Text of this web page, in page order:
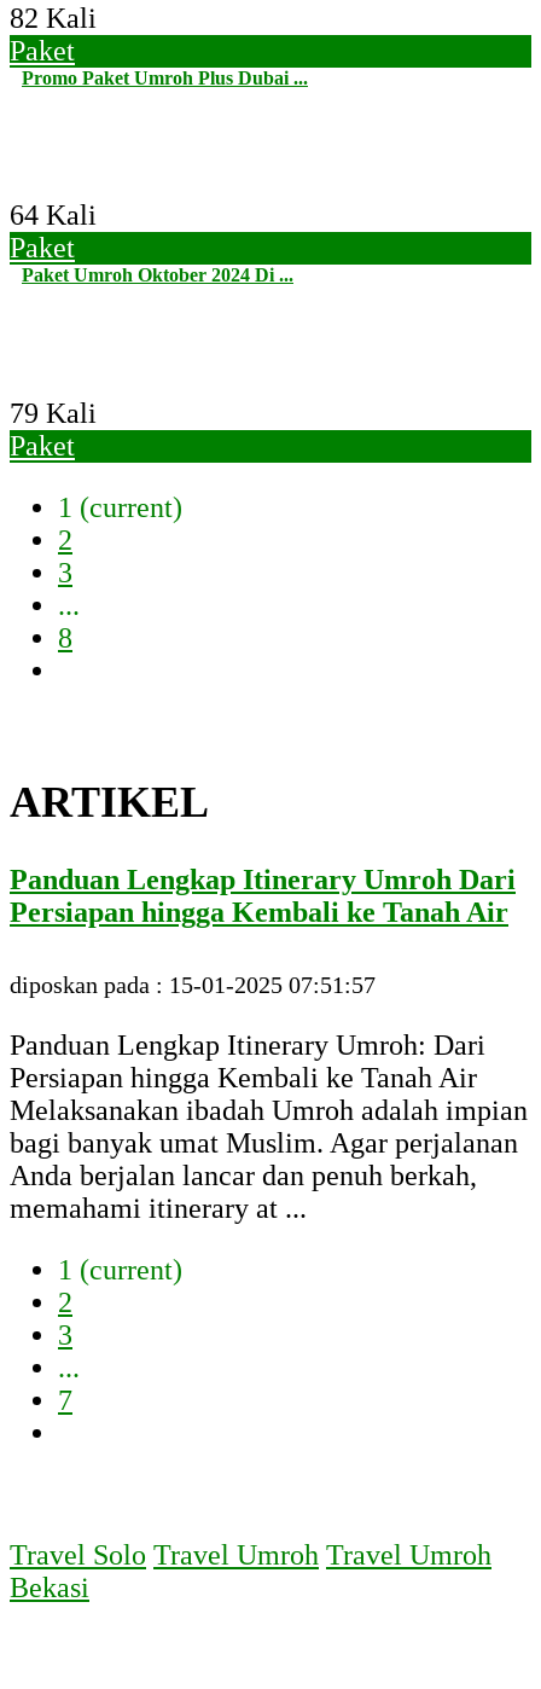
82 Kali
Paket
Promo Paket Umroh Plus Dubai ...
64 Kali
Paket
Paket Umroh Oktober 2024 Di ...
79 Kali
Paket
1 (current)
2
3
...
8
ARTIKEL
Panduan Lengkap Itinerary Umroh Dari
Persiapan hingga Kembali ke Tanah Air
diposkan pada : 15-01-2025 07:51:57
Panduan Lengkap Itinerary Umroh: Dari
Persiapan hingga Kembali ke Tanah Air
Melaksanakan ibadah Umroh adalah impian
bagi banyak umat Muslim. Agar perjalanan
Anda berjalan lancar dan penuh berkah,
memahami itinerary at ...
1 (current)
2
3
...
7
Travel Solo Travel Umroh Travel Umroh
Bekasi